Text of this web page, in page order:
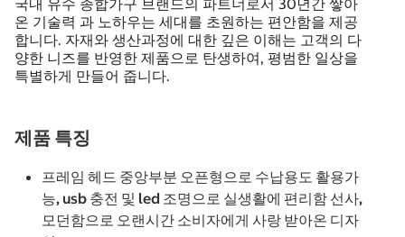
온 기술력 과 노하우는 세대를 초원하는 편안함을 제공
합니다. 자재와 생산과정에 대한 깊은 이해는 고객의 다
양한 니즈를 반영한 제품으로 탄생하여, 평범한 일상을
특별하게 만들어 줍니다.
제품 특징
프레임 헤드 중앙부분 오픈형으로 수납용도 활용가
능, usb 충전 및 led 조명으로 실생활에 편리함 선사,
모던함으로 오랜시간 소비자에게 사랑 받아온 디자